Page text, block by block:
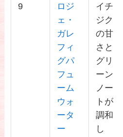
9
ロジ
ェ・
ガレ
フィ
グパ
フュ
ーム
ウォ
ータ
ー
イチ
ジク
の甘
さと
グリ
ーン
ノー
トが
調和
し